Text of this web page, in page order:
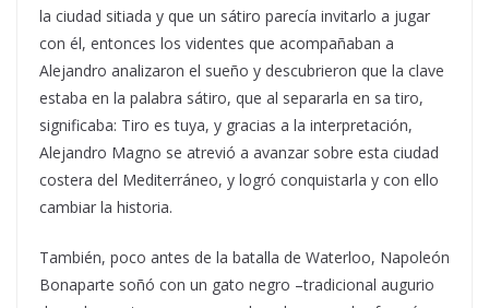
la ciudad sitiada y que un sátiro parecía invitarlo a jugar
con él, entonces los videntes que acompañaban a
Alejandro analizaron el sueño y descubrieron que la clave
estaba en la palabra sátiro, que al separarla en sa tiro,
significaba: Tiro es tuya, y gracias a la interpretación,
Alejandro Magno se atrevió a avanzar sobre esta ciudad
costera del Mediterráneo, y logró conquistarla y con ello
cambiar la historia.
También, poco antes de la batalla de Waterloo, Napoleón
Bonaparte soñó con un gato negro –tradicional augurio